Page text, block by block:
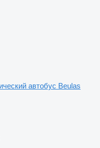
автобус Beulas